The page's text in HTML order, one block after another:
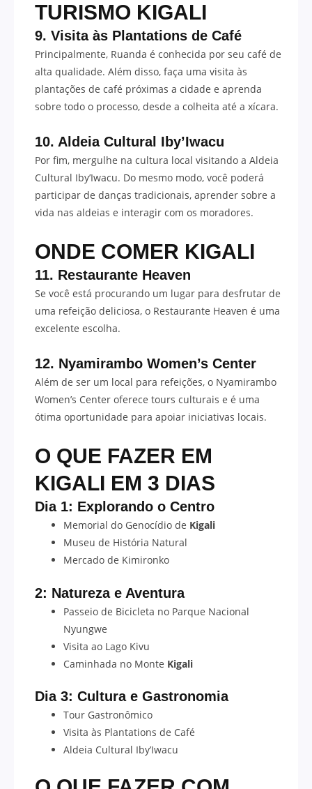
TURISMO KIGALI
9. Visita às Plantations de Café
Principalmente, Ruanda é conhecida por seu café de
alta qualidade. Além disso, faça uma visita às
plantações de café próximas a cidade e aprenda
sobre todo o processo, desde a colheita até a xícara.
10. Aldeia Cultural Iby’Iwacu
Por fim, mergulhe na cultura local visitando a Aldeia
Cultural Iby’Iwacu. Do mesmo modo, você poderá
participar de danças tradicionais, aprender sobre a
vida nas aldeias e interagir com os moradores.
ONDE COMER KIGALI
11. Restaurante Heaven
Se você está procurando um lugar para desfrutar de
uma refeição deliciosa, o Restaurante Heaven é uma
excelente escolha.
12. Nyamirambo Women’s Center
Além de ser um local para refeições, o Nyamirambo
Women’s Center oferece tours culturais e é uma
ótima oportunidade para apoiar iniciativas locais.
O QUE FAZER EM
KIGALI EM 3 DIAS
Dia 1: Explorando o Centro
Memorial do Genocídio de Kigali
Museu de História Natural
Mercado de Kimironko
2: Natureza e Aventura
Passeio de Bicicleta no Parque Nacional
Nyungwe
Visita ao Lago Kivu
Caminhada no Monte Kigali
Dia 3: Cultura e Gastronomia
Tour Gastronômico
Visita às Plantations de Café
Aldeia Cultural Iby’Iwacu